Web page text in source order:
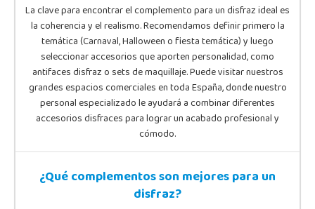
La clave para encontrar el complemento para un disfraz ideal es
la coherencia y el realismo. Recomendamos definir primero la
temática (Carnaval, Halloween o fiesta temática) y luego
seleccionar accesorios que aporten personalidad, como
antifaces disfraz o sets de maquillaje. Puede visitar nuestros
grandes espacios comerciales en toda España, donde nuestro
personal especializado le ayudará a combinar diferentes
accesorios disfraces para lograr un acabado profesional y
cómodo.
¿Qué complementos son mejores para un
disfraz?